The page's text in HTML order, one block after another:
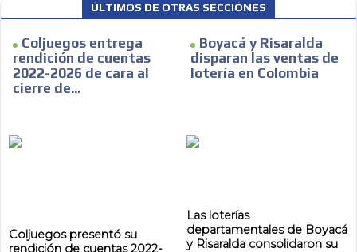
ÚLTIMOS DE OTRAS SECCIÓNES
Coljuegos entrega
rendición de cuentas
2022-2026 de cara al
cierre de...
Coljuegos presentó su
Boyacá y Risaralda
disparan las ventas de
lotería en Colombia
Las loterías
departamentales de Boyacá
y Risaralda consolidaron su